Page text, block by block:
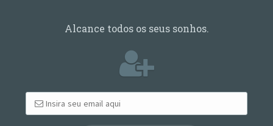
Alcance todos os seus sonhos.